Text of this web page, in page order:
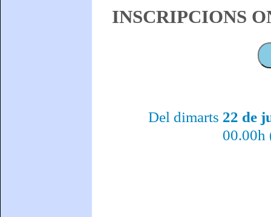
INSCRIPCIONS
Del dimarts 22 de
00.00h